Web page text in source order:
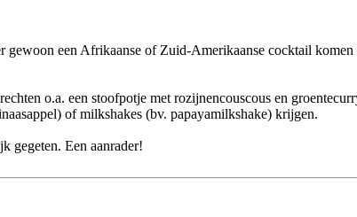
een Afrikaanse of Zuid-Amerikaanse cocktail
o.a. een stoofpotje met rozijnencouscous en
of milkshakes (bv. papayamilkshake) krijgen.
gegeten. Een aanrader!